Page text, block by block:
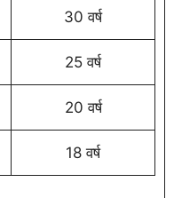
30 वर्ष
25 वर्ष
20 वर्ष
18 वर्ष